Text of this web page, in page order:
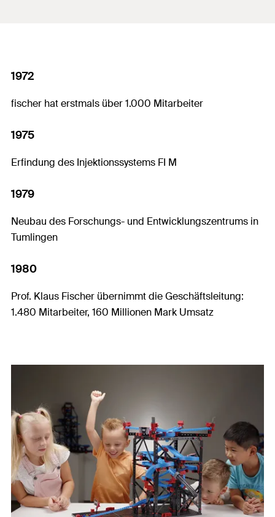
1972
fischer hat erstmals über 1.000 Mitarbeiter
1975
Erfindung des Injektionssystems FI M
1979
Neubau des Forschungs- und Entwicklungszentrums in
Tumlingen
1980
Prof. Klaus Fischer übernimmt die Geschäftsleitung:
1.480 Mitarbeiter, 160 Millionen Mark Umsatz